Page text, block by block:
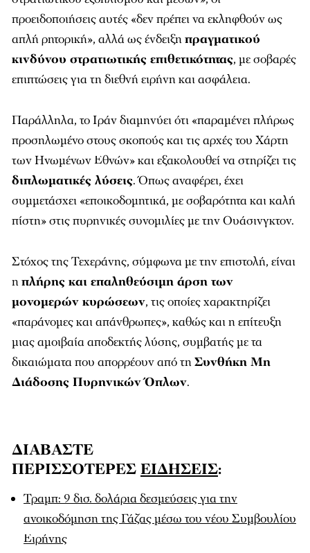
προειδοποιήσεις αυτές «δεν πρέπει να εκληφθούν ως
απλή ρητορική», αλλά ως ένδειξηπραγματικού
κινδύνου στρατιωτικής επιθετικότητας, με σοβαρές
επιπτώσεις για τη διεθνή ειρήνη και ασφάλεια.
Παράλληλα, το Ιράν διαμηνύει ότι «παραμένει πλήρως
προσηλωμένο στους σκοπούς και τις αρχές του Χάρτη
των Ηνωμένων Εθνών» και εξακολουθεί να στηρίζει τις
διπλωματικές λύσεις. Όπως αναφέρει, έχει
συμμετάσχει «εποικοδομητικά, με σοβαρότητα και καλή
πίστη» στις πυρηνικές συνομιλίες με την Ουάσινγκτον.
Στόχος της Τεχεράνης, σύμφωνα με την επιστολή, είναι
ηπλήρης και επαληθεύσιμη άρση των
μονομερών κυρώσεων, τις οποίες χαρακτηρίζει
«παράνομες και απάνθρωπες», καθώς και η επίτευξη
μιας αμοιβαία αποδεκτής λύσης, συμβατής με τα
δικαιώματα που απορρέουν από τηΣυνθήκη Μη
Διάδοσης Πυρηνικών Όπλων.
ΔΙΑΒΑΣΤΕ
ΠΕΡΙΣΣΟΤΕΡΕΣ ΕΙΔΗΣΕΙΣ:
Τραμπ: 9 δισ. δολάρια δεσμεύσεις για την
ανοικοδόμηση της Γάζας μέσω του νέου Συμβουλίου
Ειρήνης